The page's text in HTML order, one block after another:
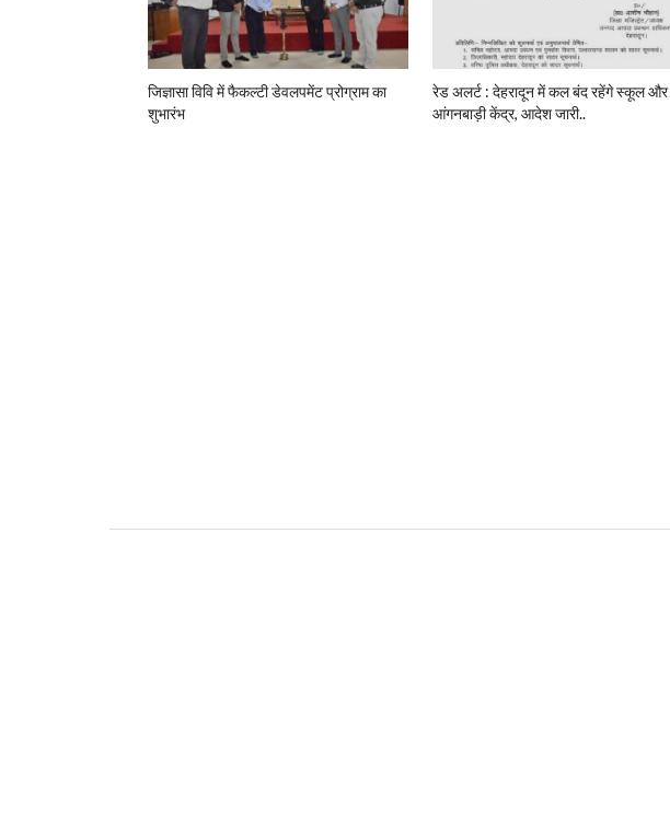
जिज्ञासा विवि में फैकल्टी डेवलपमेंट प्रोग्राम का
शुभारंभ
रेड अलर्ट : देहरादून में कल बंद रहेंगे स्कूल और
आंगनबाड़ी केंद्र, आदेश जारी..